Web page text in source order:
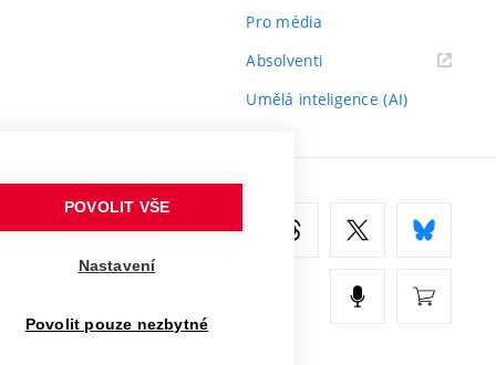
Pro média
Absolventi(externí
Umělá inteligence (AI)
POVOLIT VŠE
Nastavení
Povolit pouze nezbytné